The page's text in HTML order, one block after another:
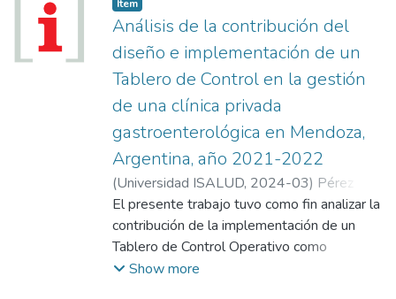
esta información para la toma de decisiones
en gestión, no generan patrones específicos
de riesgo de los afiliados ni crean alertas
tempranas y tampoco diseñan abordajes
preventivos a partir de los datos
recopilados.
Este trabajo tiene como objetivo mostrar
cómo, utilizando datos ya existentes en las
organizaciones, se pueden desarrollar
sistemas de información que permitan
diseñar actividades de prevención y
seguimiento. De esta manera, contribuirían a
mejorar la calidad de vida de las personas
Item
Análisis de la contribución del
diseño e implementación de un
Tablero de Control en la gestión
de una clínica privada
gastroenterológica en Mendoza,
Argentina, año 2021-2022
(Universidad ISALUD, 2024-03) Pérez
Neira, Federico
El presente trabajo tuvo como fin analizar la
contribución de la implementación de un
Tablero de Control Operativo como
herramienta de gestión en la Clínica Higea
Show more